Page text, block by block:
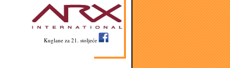
Kuglane za 21. stoljeće